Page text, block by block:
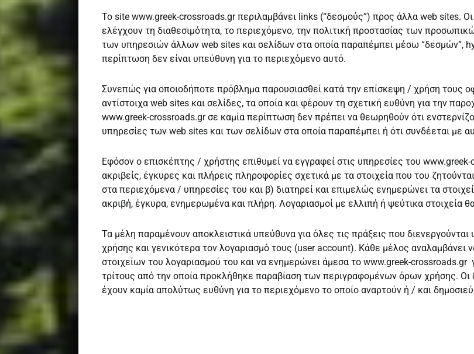
Το site www.greek-crossroads.gr περιλαμβάνει links (“δεσμούς”) προς άλλα web sites.
ελέγχουν τη διαθεσιμότητα, το περιεχόμενο, την πολιτική προστασίας των
των υπηρεσιών άλλων web sites και σελίδων στα οποία παραπέμπει μέσω “δεσμών”,
περίπτωση δεν είναι υπεύθυνη για το περιεχόμενο αυτό.
Συνεπώς για οποιοδήποτε πρόβλημα παρουσιασθεί κατά την επίσκεψη / χρήση τους
αντίστοιχα web sites και σελίδες, τα οποία και φέρουν τη σχετική ευθύνη για την
www.greek-crossroads.gr σε καμία περίπτωση δεν πρέπει να θεωρηθούν ότι
υπηρεσίες των web sites και των σελίδων στα οποία παραπέμπει ή ότι συνδέεται με
Εφόσον ο επισκέπτης / χρήστης επιθυμεί να εγγραφεί στις υπηρεσίες του
ακριβείς, έγκυρες και πλήρεις πληροφορίες σχετικά με τα στοιχεία που του
στα περιεχόμενα / υπηρεσίες του και β) διατηρεί και επιμελώς ενημερώνει τα
ακριβή, έγκυρα, ενημερωμένα και πλήρη. Λογαριασμοί με ελλιπή ή ψεύτικα στοιχεία
Τα μέλη παραμένουν αποκλειστικά υπεύθυνα για όλες τις πράξεις που
χρήσης και γενικότερα τον λογαριασμό τους (user account). Κάθε μέλος
στοιχείων του λογαριασμού του και να ενημερώνει άμεσα το www.greek-
τρίτους από την οποία προκλήθηκε παραβίαση των περιγραφομένων όρων χρήσης. Οι
έχουν καμία απολύτως ευθύνη για το περιεχόμενο το οποίο αναρτούν ή / και